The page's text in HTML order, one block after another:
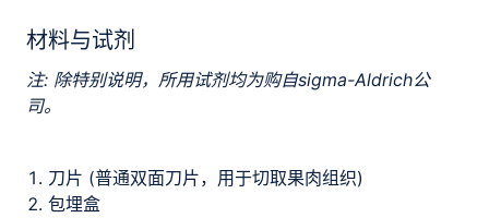
材料与试剂
注: 除特别说明，所用试剂均为购自sigma-Aldrich公
司。
刀片 (普通双面刀片，用于切取果肉组织)
包埋盒